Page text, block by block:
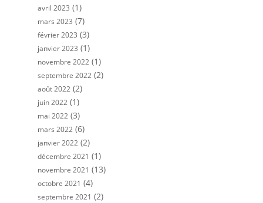
avril 2023 (1)
mars 2023 (7)
février 2023 (3)
janvier 2023 (1)
novembre 2022 (1)
septembre 2022 (2)
août 2022 (2)
juin 2022 (1)
mai 2022 (3)
mars 2022 (6)
janvier 2022 (2)
décembre 2021 (1)
novembre 2021 (13)
octobre 2021 (4)
septembre 2021 (2)